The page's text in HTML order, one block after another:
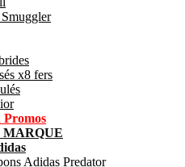
x8 fers
Promos
MARQUE
Adidas Predator